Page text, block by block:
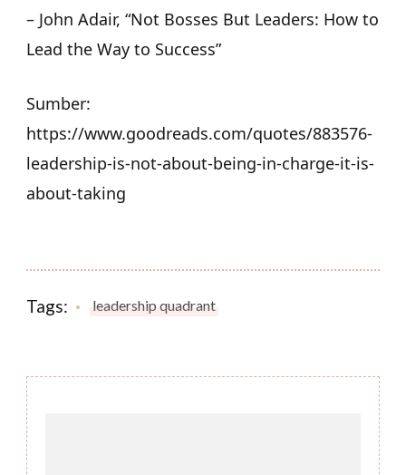
– John Adair, “Not Bosses But Leaders: How to
Lead the Way to Success”
Sumber:
https://www.goodreads.com/quotes/883576-
leadership-is-not-about-being-in-charge-it-is-
about-taking
Tags: leadership quadrant